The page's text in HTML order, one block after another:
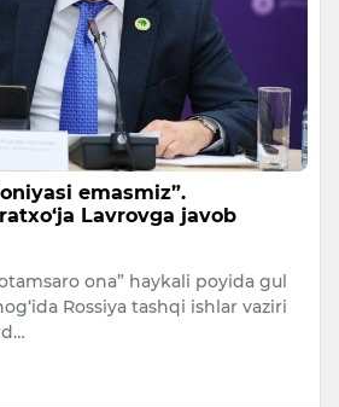
emasmiz”.
Lavrovga javob
ona” haykali poyida gul
Rossiya tashqi ishlar vaziri